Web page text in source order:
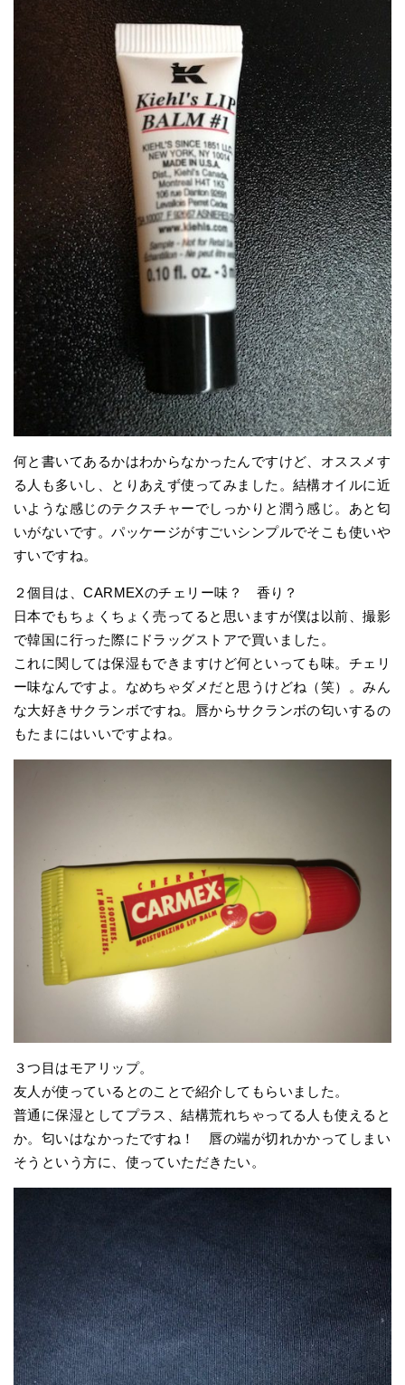
何と書いてあるかはわからなかったんですけど、オススメす
る人も多いし、とりあえず使ってみました。結構オイルに近
いような感じのテクスチャーでしっかりと潤う感じ。あと匂
いがないです。パッケージがすごいシンプルでそこも使いや
すいですね。
２個目は、CARMEXのチェリー味？ 香り？
日本でもちょくちょく売ってると思いますが僕は以前、撮影
で韓国に行った際にドラッグストアで買いました。
これに関しては保湿もできますけど何といっても味。チェリ
ー味なんですよ。なめちゃダメだと思うけどね（笑）。みん
な大好きサクランボですね。唇からサクランボの匂いするの
もたまにはいいですよね。
３つ目はモアリップ。
友人が使っているとのことで紹介してもらいました。
普通に保湿としてプラス、結構荒れちゃってる人も使えると
か。匂いはなかったですね！ 唇の端が切れかかってしまい
そうという方に、使っていただきたい。